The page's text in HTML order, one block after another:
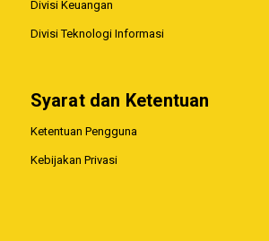
Divisi Keuangan
Divisi Teknologi Informasi
Syarat dan Ketentuan
Ketentuan Pengguna
Kebijakan Privasi